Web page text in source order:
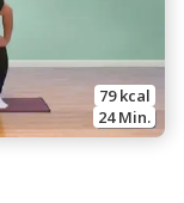
79 kcal
24 Min.